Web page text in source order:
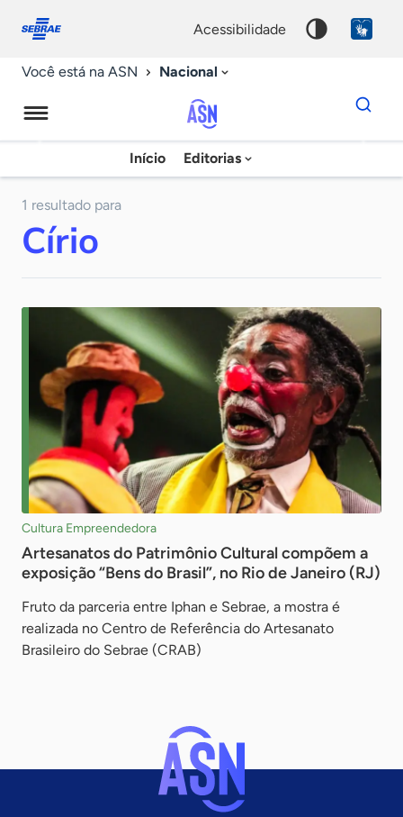
conosco
acessibilidade
Você está na ASN Nacional
Agência
Sebrae
Início Editorias
Dados
para
chave
1 resultado para
Círio
Cultura Empreendedora
Artesanatos do Patrimônio Cultural compõem a
exposição “Bens do Brasil”, no Rio de Janeiro (RJ)
Fruto da parceria entre Iphan e Sebrae, a mostra é
realizada no Centro de Referência do Artesanato
Brasileiro do Sebrae (CRAB)